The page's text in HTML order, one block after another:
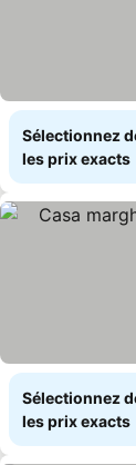
Sélectionnez
les prix exacts
Sélectionnez
les prix exacts